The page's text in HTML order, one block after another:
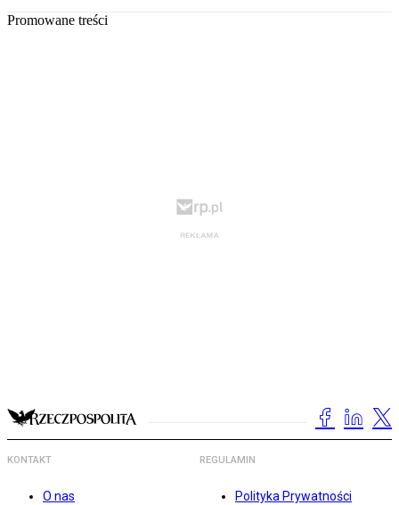
Promowane treści
KONTAKT
O nas
REGULAMIN
Polityka Prywatności